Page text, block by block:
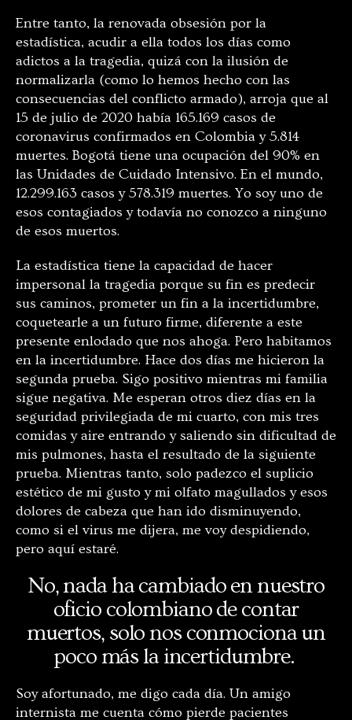
Entre tanto, la renovada obsesión por la
estadística, acudir a ella todos los días como
adictos a la tragedia, quizá con la ilusión de
normalizarla (como lo hemos hecho con las
consecuencias del conflicto armado), arroja que al
15 de julio de 2020 había 165.169 casos de
coronavirus confirmados en Colombia y 5.814
muertes. Bogotá tiene una ocupación del 90% en
las Unidades de Cuidado Intensivo. En el mundo,
12.299.163 casos y 578.319 muertes. Yo soy uno de
esos contagiados y todavía no conozco a ninguno
de esos muertos.
La estadística tiene la capacidad de hacer
impersonal la tragedia porque su fin es predecir
sus caminos, prometer un fin a la incertidumbre,
coquetearle a un futuro firme, diferente a este
presente enlodado que nos ahoga. Pero habitamos
en la incertidumbre. Hace dos días me hicieron la
segunda prueba. Sigo positivo mientras mi familia
sigue negativa. Me esperan otros diez días en la
seguridad privilegiada de mi cuarto, con mis tres
comidas y aire entrando y saliendo sin dificultad de
mis pulmones, hasta el resultado de la siguiente
prueba. Mientras tanto, solo padezco el suplicio
estético de mi gusto y mi olfato magullados y esos
dolores de cabeza que han ido disminuyendo,
como si el virus me dijera, me voy despidiendo,
pero aquí estaré.
No, nada ha cambiado en nuestro
oficio colombiano de contar
muertos, solo nos conmociona un
poco más la incertidumbre.
Soy afortunado, me digo cada día. Un amigo
internista me cuenta cómo pierde pacientes